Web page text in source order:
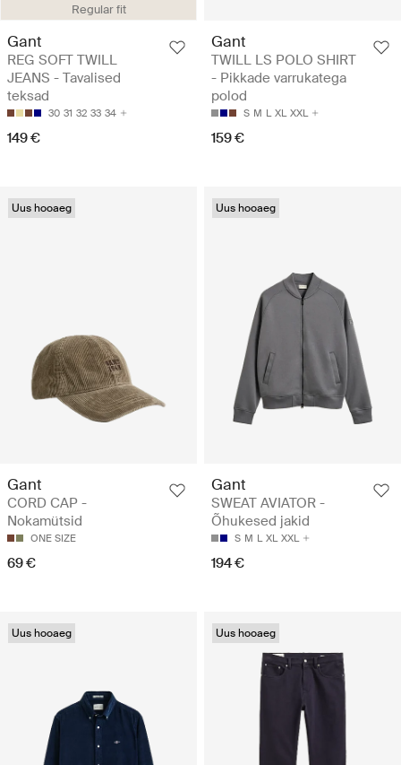
Regular fit
Gant
REG SOFT TWILL
JEANS - Tavalised
teksad
30 31 32 33 34
149 €
Gant
TWILL LS POLO SHIRT
- Pikkade varrukatega
polod
S M L XL XXL
159 €
Uus hooaeg
Gant
CORD CAP -
Nokamütsid
ONE SIZE
69 €
Uus hooaeg
Gant
SWEAT AVIATOR -
Õhukesed jakid
S M L XL XXL
194 €
Uus hooaeg Uus hooaeg